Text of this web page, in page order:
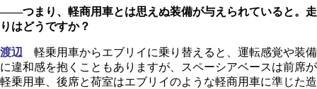
――つまり、軽商用車とは思えぬ装備が与えられていると。走
りはどうですか？
渡辺 軽乗用車からエブリイに乗り替えると、運転感覚や装備
に違和感を抱くこともありますが、スペーシアベースは前席が
軽乗用車、後席と荷室はエブリイのような軽商用車に準じた造